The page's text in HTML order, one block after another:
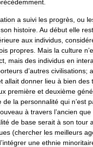
a suivi les progrès ou
son histoire Au début elle
aux individus
propres Mais la culture n’
mais des individus en
d’autres civilisations;
allait donner lieu à bien des
première et deuxième
de la personnalité qui n’est
à travers l’ancien que
de base serait à son tour
(chercher les meilleurs
’intégrer une ethnie